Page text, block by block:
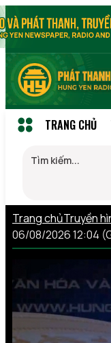
TRANG CHỦ
Trang chủTruyền
06/08/2026 12:04